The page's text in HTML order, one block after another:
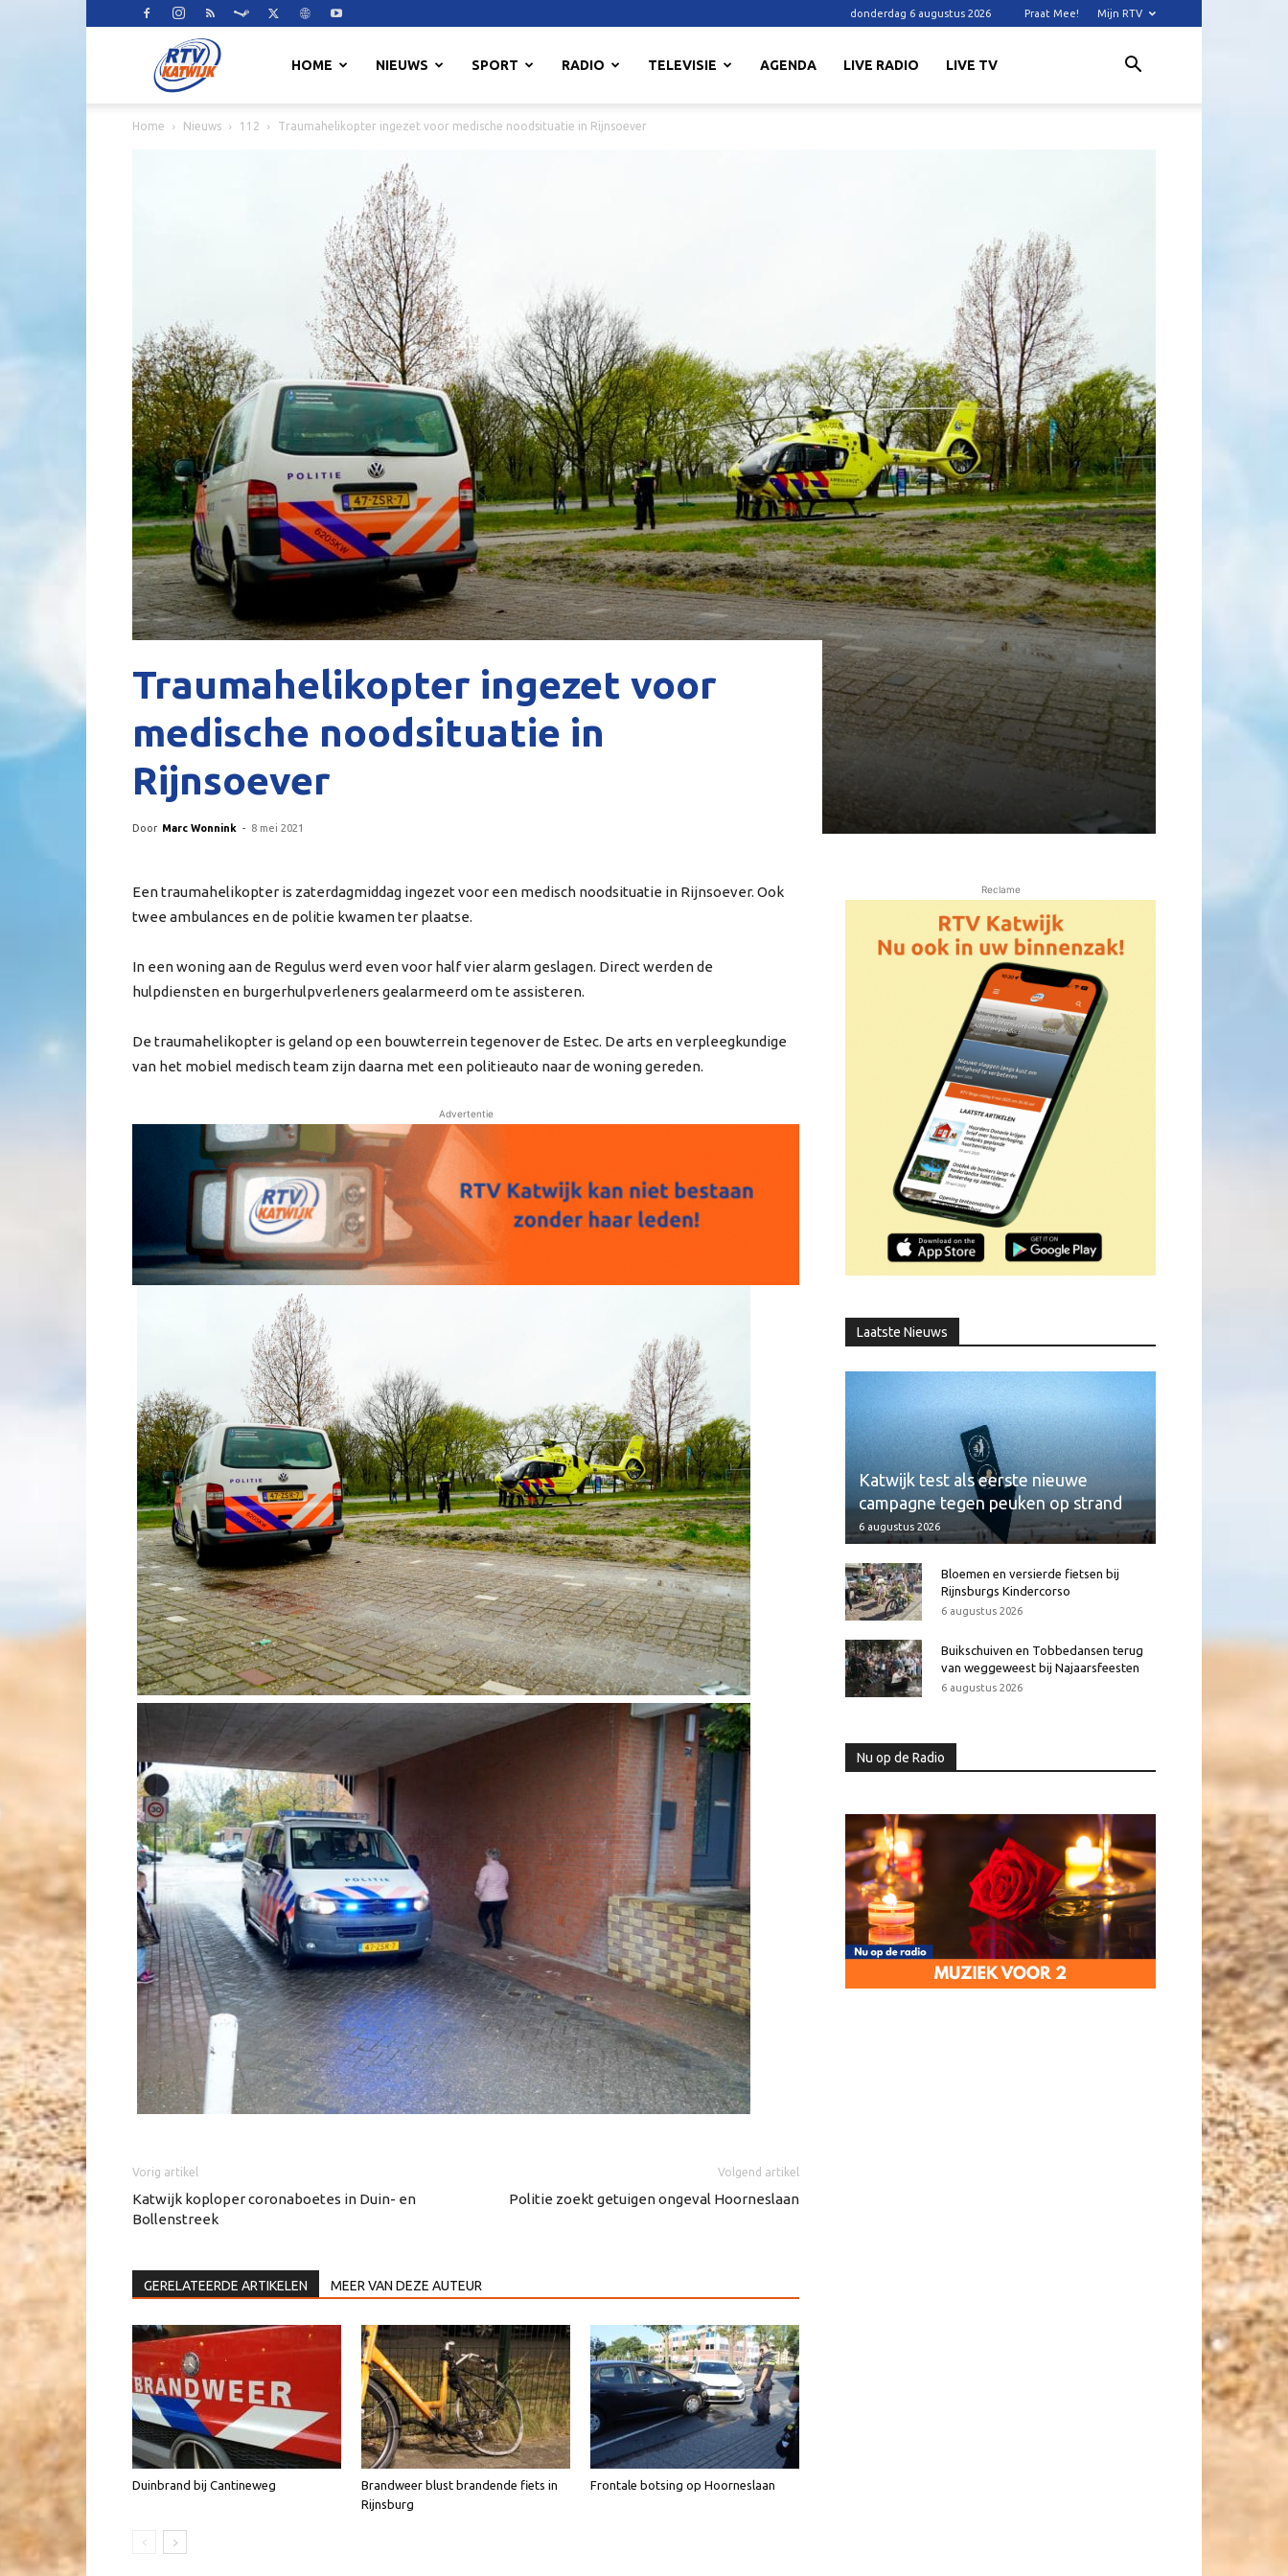
donderdag 6 augustus 2026 Praat Mee! Mijn RTV
HOME NIEUWS SPORT RADIO TELEVISIE AGENDA LIVE RADIO LIVE TV
Home Nieuws 112 Traumahelikopter ingezet voor medische noodsituatie in Rijnsoever
Traumahelikopter ingezet voor
medische noodsituatie in
Rijnsoever
Door Marc Wonnink - 8 mei 2021
Een traumahelikopter is zaterdagmiddag ingezet voor een medisch noodsituatie in Rijnsoever. Ook
twee ambulances en de politie kwamen ter plaatse.
In een woning aan de Regulus werd even voor half vier alarm geslagen. Direct werden de
hulpdiensten en burgerhulpverleners gealarmeerd om te assisteren.
De traumahelikopter is geland op een bouwterrein tegenover de Estec. De arts en verpleegkundige
van het mobiel medisch team zijn daarna met een politieauto naar de woning gereden.
Advertentie
Vorig artikel
Katwijk koploper coronaboetes in Duin- en
Bollenstreek
Volgend artikel
Politie zoekt getuigen ongeval Hoorneslaan
GERELATEERDE ARTIKELEN MEER VAN DEZE AUTEUR
Duinbrand bij Cantineweg
Brandweer blust brandende fiets in
Rijnsburg
Frontale botsing op Hoorneslaan
Reclame
Laatste Nieuws
Katwijk test als eerste nieuwe
campagne tegen peuken op strand
6 augustus 2026
Bloemen en versierde fietsen bij
Rijnsburgs Kindercorso
6 augustus 2026
Buikschuiven en Tobbedansen terug
van weggeweest bij Najaarsfeesten
6 augustus 2026
Nu op de Radio